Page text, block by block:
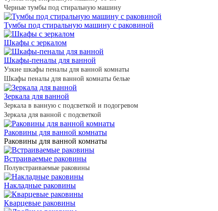
Черные тумбы под стиральную машину
Тумбы под стиральную машину с раковиной
Шкафы с зеркалом
Шкафы-пеналы для ванной
Узкие шкафы пеналы для ванной комнаты
Шкафы пеналы для ванной комнаты белые
Зеркала для ванной
Зеркала в ванную с подсветкой и подогревом
Зеркала для ванной с подсветкой
Раковины для ванной комнаты
Раковины для ванной комнаты
Встраиваемые раковины
Полувстраиваемые раковины
Накладные раковины
Кварцевые раковины